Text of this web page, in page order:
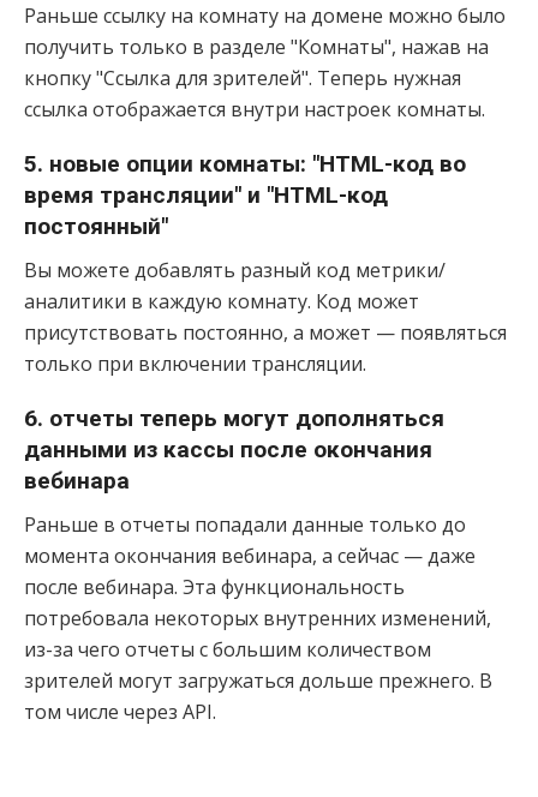
Раньше ссылку на комнату на домене можно было
получить только в разделе "Комнаты", нажав на
кнопку "Ссылка для зрителей". Теперь нужная
ссылка отображается внутри настроек комнаты.
5. новые опции комнаты: "HTML-код во
время трансляции" и "HTML-код
постоянный"
Вы можете добавлять разный код метрики/
аналитики в каждую комнату. Код может
присутствовать постоянно, а может — появляться
только при включении трансляции.
6. отчеты теперь могут дополняться
данными из кассы после окончания
вебинара
Раньше в отчеты попадали данные только до
момента окончания вебинара, а сейчас — даже
после вебинара. Эта функциональность
потребовала некоторых внутренних изменений,
из-за чего отчеты с большим количеством
зрителей могут загружаться дольше прежнего. В
том числе через API.